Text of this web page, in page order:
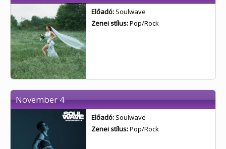
Előadó: Soulwave
Zenei stílus:Pop/Rock
November 4
Előadó: Soulwave
Zenei stílus:Pop/Rock